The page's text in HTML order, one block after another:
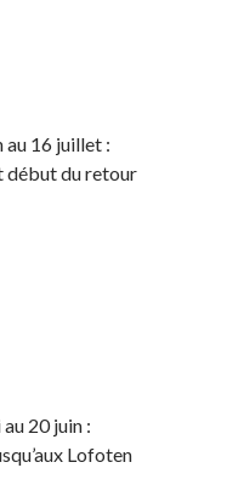
au 16 juillet :
début du retour
20 juin :
Lofoten